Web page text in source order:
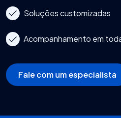
Soluções customizadas
Acompanhamento em
Fale com um especialista